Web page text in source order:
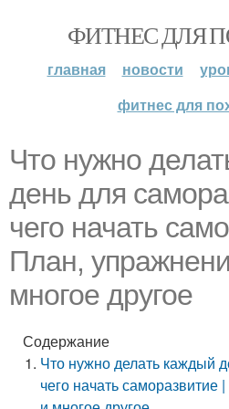
ФИТНЕС ДЛЯ
главная новости
фитнес для
Что нужно
день для
чего начать
План,
многое другое
Содержание
Что нужно делать каждый
чего начать